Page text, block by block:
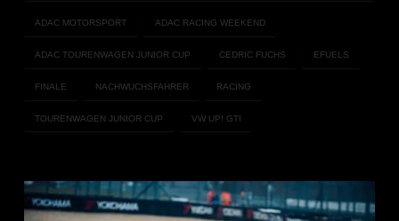
ADAC MOTORSPORT ADAC RACING WEEKEND
ADAC TOURENWAGEN JUNIOR CUP CEDRIC FUCHS EFUELS
FINALE NACHWUCHSFAHRER RACING
TOURENWAGEN JUNIOR CUP VW UP! GTI